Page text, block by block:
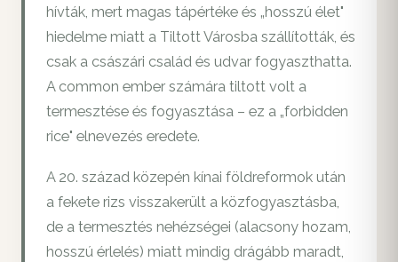
hívták, mert magas tápértéke és „hosszú élet"
hiedelme miatt a Tiltott Városba szállították, és
csak a császári család és udvar fogyaszthatta.
A common ember számára tiltott volt a
termesztése és fogyasztása – ez a „forbidden
rice" elnevezés eredete.
A 20. század közepén kínai földreformok után
a fekete rizs visszakerült a közfogyasztásba,
de a termesztés nehézségei (alacsony hozam,
hosszú érlelés) miatt mindig drágább maradt,